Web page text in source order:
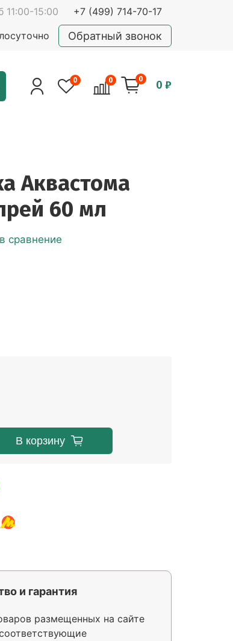
15:00 +7 (499) 714-70-17
Обратный звонок
0 0 0 0 ₽
Аквастома
60 мл
сравнение
В корзину
и гарантия
размещенных на сайте